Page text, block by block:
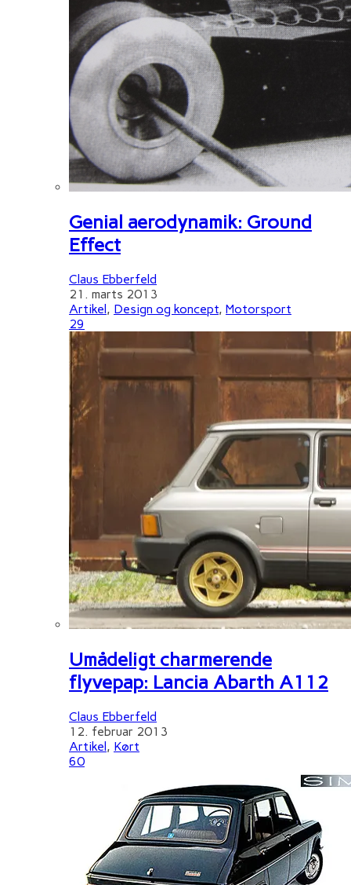
Genial aerodynamik: Ground
Effect
Claus Ebberfeld
21. marts 2013
Artikel, Design og koncept, Motorsport
29
Umådeligt charmerende
flyvepap: Lancia Abarth A112
Claus Ebberfeld
12. februar 2013
Artikel, Kørt
60